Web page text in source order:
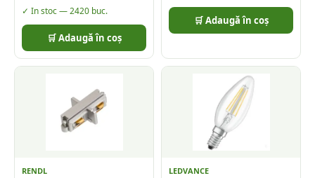
✓ In stoc —2420 buc.
🛒 Adaugă în coș
🛒 Adaugă în coș
RENDL LEDVANCE